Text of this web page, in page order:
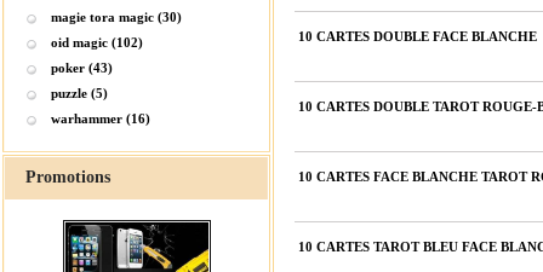
magie tora magic (30)
oid magic (102)
poker (43)
puzzle (5)
warhammer (16)
Promotions
10 CARTES DOUBLE FACE BLANCHE
10 CARTES DOUBLE TAROT ROUGE-
10 CARTES FACE BLANCHE TAROT
10 CARTES TAROT BLEU FACE